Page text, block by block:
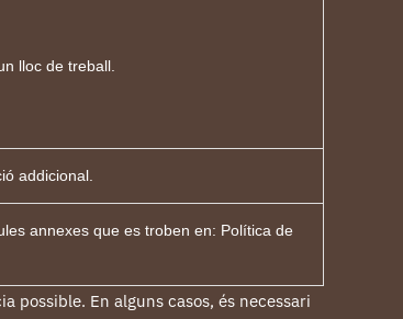
lloc de treball.
addicional.
annexes que es troben en: Política de
possible. En alguns casos, és necessari